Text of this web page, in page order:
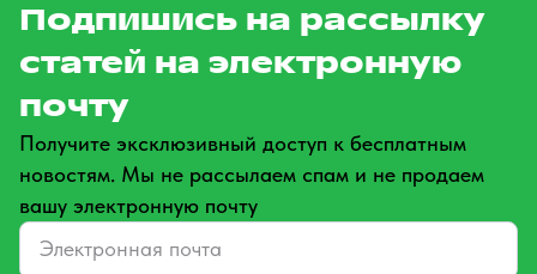
Подпишись на рассылку
статей на электронную
почту
Получите эксклюзивный доступ к бесплатным
новостям. Мы не рассылаем спам и не продаем
вашу электронную почту